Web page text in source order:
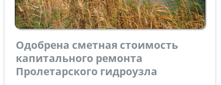
Одобрена сметная стоимость
капитального ремонта
Пролетарского гидроузла